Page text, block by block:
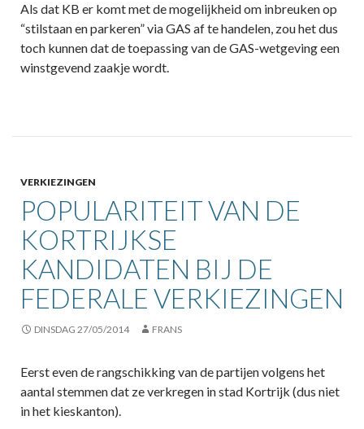
Als dat KB er komt met de mogelijkheid om inbreuken op
“stilstaan en parkeren” via GAS af te handelen, zou het dus
toch kunnen dat de toepassing van de GAS-wetgeving een
winstgevend zaakje wordt.
VERKIEZINGEN
POPULARITEIT VAN DE
KORTRIJKSE
KANDIDATEN BIJ DE
FEDERALE VERKIEZINGEN
DINSDAG 27/05/2014 FRANS
Eerst even de rangschikking van de partijen volgens het
aantal stemmen dat ze verkregen in stad Kortrijk (dus niet
in het kieskanton).